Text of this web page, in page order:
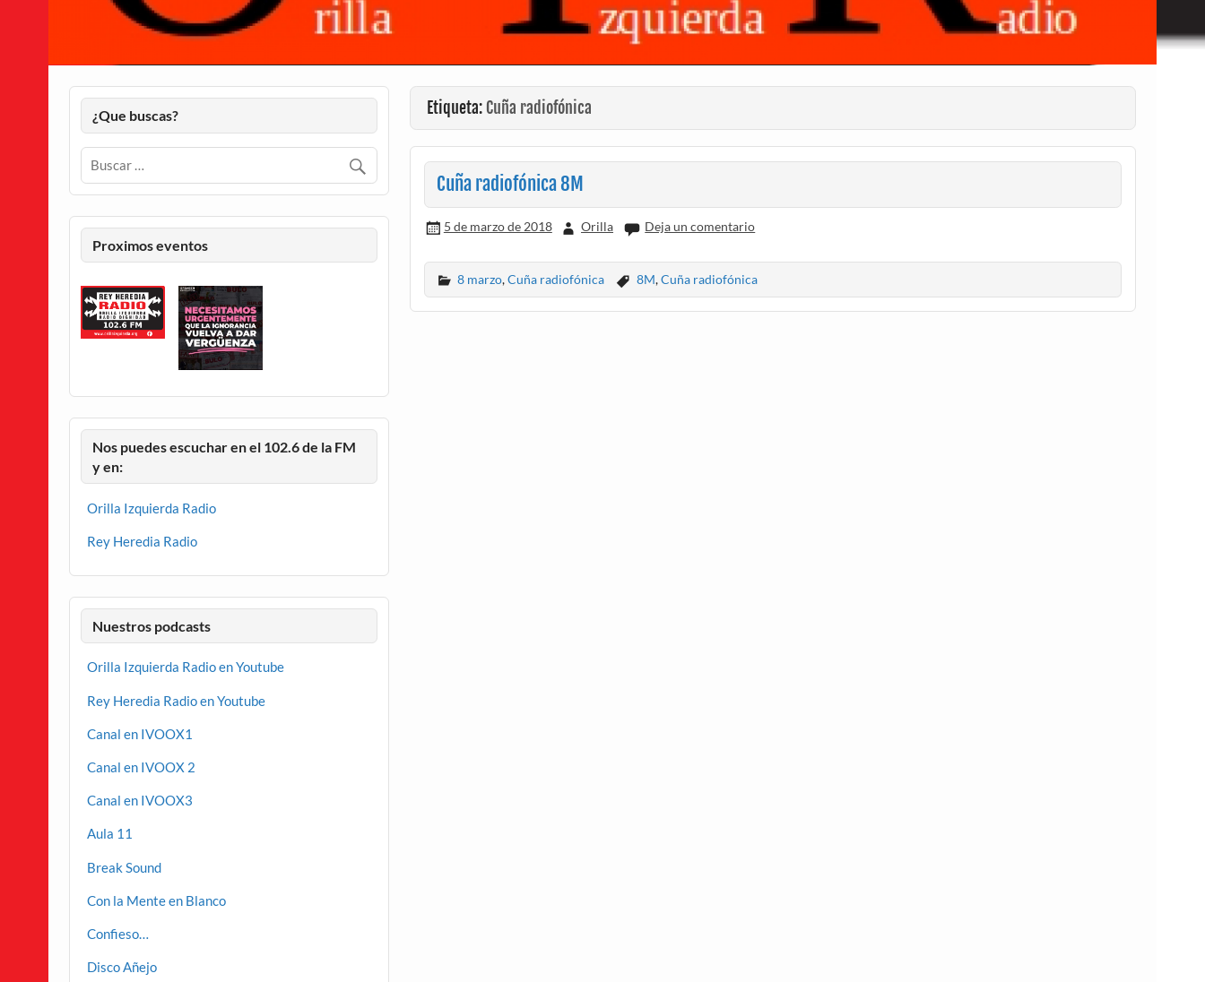
Etiqueta: Cuña radiofónica
Cuña radiofónica 8M
5 de marzo de 2018 Orilla Deja un comentario
8 marzo,Cuña radiofónica 8M,Cuña radiofónica
¿Que buscas?
Proximos eventos
Nos puedes escuchar en el 102.6 de la FM
y en:
Orilla Izquierda Radio
Rey Heredia Radio
Nuestros podcasts
Orilla Izquierda Radio en Youtube
Rey Heredia Radio en Youtube
Canal en IVOOX1
Canal en IVOOX 2
Canal en IVOOX3
Aula 11
Break Sound
Con la Mente en Blanco
Confieso…
Disco Añejo